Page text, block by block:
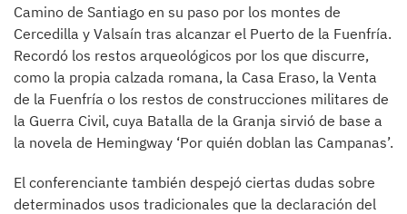
Camino de Santiago en su paso por los montes de
Cercedilla y Valsaín tras alcanzar el Puerto de la Fuenfría.
Recordó los restos arqueológicos por los que discurre,
como la propia calzada romana, la Casa Eraso, la Venta
de la Fuenfría o los restos de construcciones militares de
la Guerra Civil, cuya Batalla de la Granja sirvió de base a
la novela de Hemingway ‘Por quién doblan las Campanas’.
El conferenciante también despejó ciertas dudas sobre
determinados usos tradicionales que la declaración del